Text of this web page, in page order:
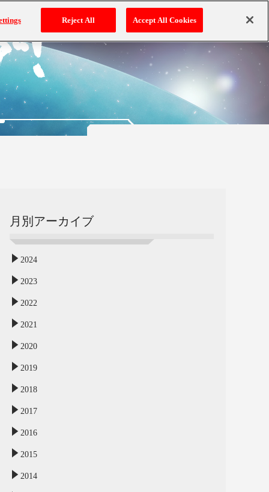
月別アーカイブ
2024
2023
2022
2021
2020
2019
2018
2017
2016
2015
2014
Reject All Accept All Cookies